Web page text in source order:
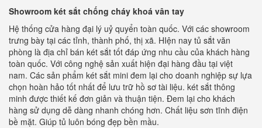
Showroom két sắt chống cháy khoá vân tay
Hệ thống cửa hàng đại lý uỷ quyển toàn quốc. Với các showroom
trưng bày tại các tỉnh, thành phố, thị xã. HIện nay tủ sắt văn
phòng là địa chỉ bán két sắt tốt đáp ứng nhu cầu của khách hàng
toàn quốc. Với công nghệ sản xuất hiện đại hàng đầu tại việt
nam. Các sản phẩm két sắt mini đem lại cho doanh nghiệp sự lựa
chọn hoàn hảo tốt nhất để lưu trữ hồ sơ tài liệu. két sắt thông
minh được thiết kế đơn giản và thuận tiện. Đem lại cho khách
hàng sử dụng dễ dàng nhanh chóng hơn. Chất liệu sơn tĩnh điện
bề mặt. Giúp tủ luôn bóng đẹp bền mầu.